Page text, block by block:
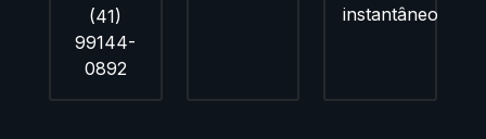
(41)
99144-
0892
instantâneo